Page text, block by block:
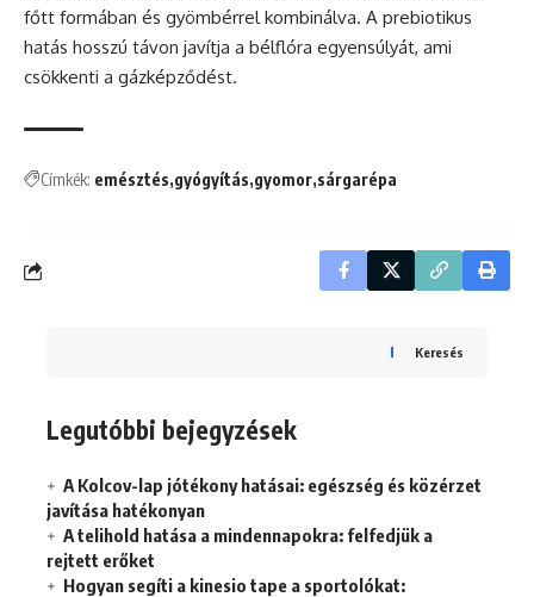
főtt formában és gyömbérrel kombinálva. A prebiotikus
hatás hosszú távon javítja a bélflóra egyensúlyát, ami
csökkenti a gázképződést.
Címkék: emésztés gyógyítás gyomor sárgarépa
Keresés
Legutóbbi bejegyzések
A Kolcov-lap jótékony hatásai: egészség és közérzet
javítása hatékonyan
A telihold hatása a mindennapokra: felfedjük a
rejtett erőket
Hogyan segíti a kinesio tape a sportolókat: